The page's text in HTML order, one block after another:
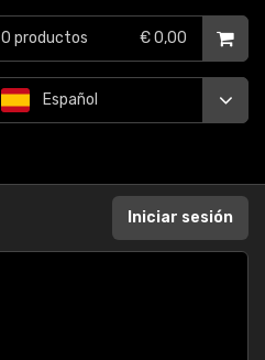
Español
0 productos € 0,00
Iniciar sesión